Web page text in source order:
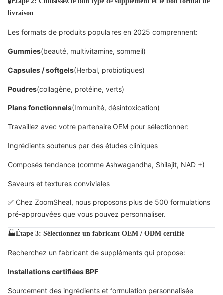
livraison
Les formats de produits populaires en 2025 comprennent:
Gummies(beauté, multivitamine, sommeil)
Capsules / softgels(Herbal, probiotiques)
Poudres(collagène, protéine, verts)
Plans fonctionnels(Immunité, désintoxication)
Travaillez avec votre partenaire OEM pour sélectionner:
Ingrédients soutenus par des études cliniques
Composés tendance (comme Ashwagandha, Shilajit, NAD +)
Saveurs et textures conviviales
✅ Chez ZoomSheal, nous proposons plus de 500 formulations
pré-approuvées que vous pouvez personnaliser.
🏭Étape 3: Sélectionnez un fabricant OEM / ODM certifié
Recherchez un fabricant de suppléments qui propose:
Installations certifiées BPF
Sourcement des ingrédients et formulation personnalisée